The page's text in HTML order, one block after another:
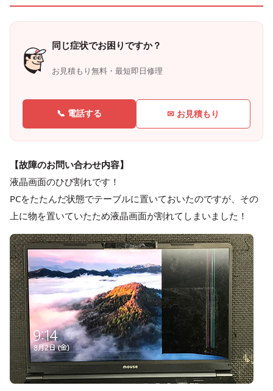
同じ症状でお困りですか？
お見積もり無料・最短即日修理
📞 電話する ✉ お見積もり
【故障のお問い合わせ内容】
液晶画面のひび割れです！
PCをたたんだ状態でテーブルに置いておいたのですが、その
上に物を置いていたため液晶画面が割れてしまいました！